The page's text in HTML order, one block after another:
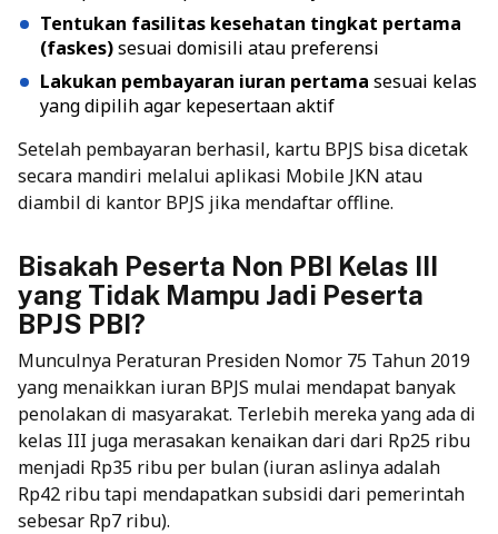
Tentukan fasilitas kesehatan tingkat pertama
(faskes)sesuai domisili atau preferensi
Lakukan pembayaran iuran pertama sesuai kelas
yang dipilih agar kepesertaan aktif
Setelah pembayaran berhasil, kartu BPJS bisa dicetak
secara mandiri melalui aplikasi Mobile JKN atau
diambil di kantor BPJS jika mendaftar offline.
Bisakah Peserta Non PBI Kelas III
yang Tidak Mampu Jadi Peserta
BPJS PBI?
Munculnya Peraturan Presiden Nomor 75 Tahun 2019
yang menaikkan iuran BPJS mulai mendapat banyak
penolakan di masyarakat. Terlebih mereka yang ada di
kelas III juga merasakan kenaikan dari dari Rp25 ribu
menjadi Rp35 ribu per bulan (iuran aslinya adalah
Rp42 ribu tapi mendapatkan subsidi dari pemerintah
sebesar Rp7 ribu).